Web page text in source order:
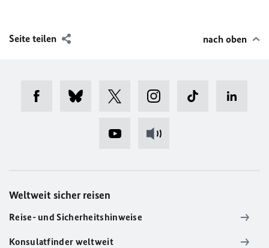
Seite teilen nach oben
Weltweit sicher reisen
Reise- und Sicherheitshinweise
Konsulatfinder weltweit